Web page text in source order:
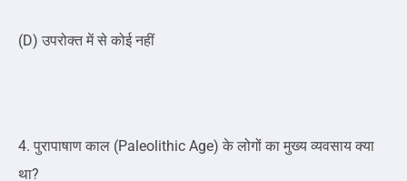
(D) उपरोक्त में से कोई नहीं
4. पुरापाषाण काल (Paleolithic Age) के लोगों का मुख्य व्यवसाय क्या
था?